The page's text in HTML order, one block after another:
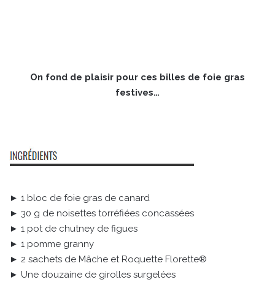
On fond de plaisir pour ces billes de foie gras
festives…
► 1 bloc de foie gras de canard
► 30 g de noisettes torréfiées concassées
► 1 pot de chutney de figues
► 1 pomme granny
► 2 sachets de Mâche et Roquette Florette®
► Une douzaine de girolles surgelées